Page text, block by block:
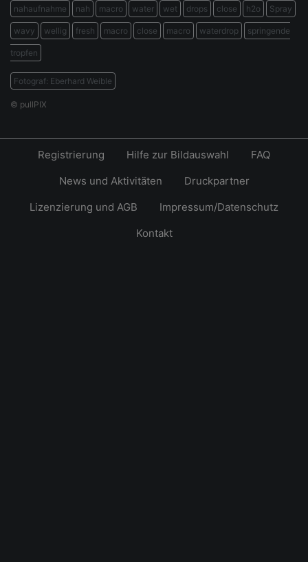
nahaufnahme nah macro water wet drops close h2o Spray
wavy wellig fresh macro close macro waterdrop springende
tropfen
Fotograf: Eberhard Weible
© pullPIX
Registrierung Hilfe zur Bildauswahl
FAQ
News und Aktivitäten
Druckpartner
Lizenzierung und AGB
Impressum/Datenschutz
Kontakt